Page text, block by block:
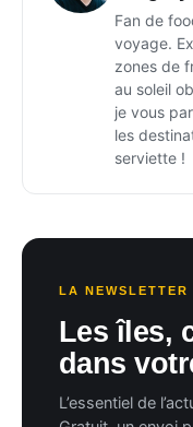
Fan de
voyage.
zones de
au soleil
je vous
les
serviette !
LA NEWSLETTER
Les îles,
dans
L’essentiel de